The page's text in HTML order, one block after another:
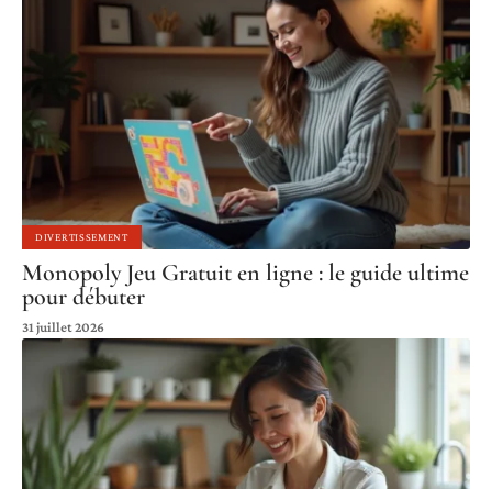
DIVERTISSEMENT
Monopoly Jeu Gratuit en ligne : le guide ultime
pour débuter
31 juillet 2026